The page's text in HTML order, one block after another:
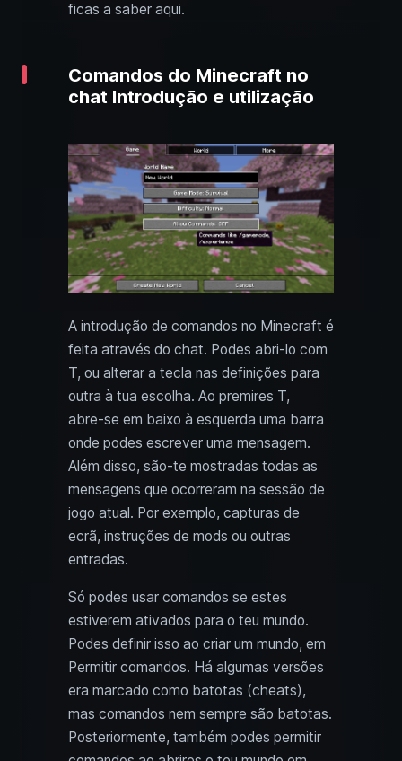
ficas a saber aqui.
Comandos do Minecraft no
chat Introdução e utilização
A introdução de comandos no Minecraft é
feita através do chat. Podes abri‑lo com
T, ou alterar a tecla nas definições para
outra à tua escolha. Ao premires T,
abre‑se em baixo à esquerda uma barra
onde podes escrever uma mensagem.
Além disso, são‑te mostradas todas as
mensagens que ocorreram na sessão de
jogo atual. Por exemplo, capturas de
ecrã, instruções de mods ou outras
entradas.
Só podes usar comandos se estes
estiverem ativados para o teu mundo.
Podes definir isso ao criar um mundo, em
Permitir comandos. Há algumas versões
era marcado como batotas (cheats),
mas comandos nem sempre são batotas.
Posteriormente, também podes permitir